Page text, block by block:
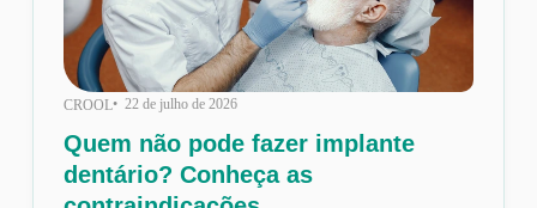
CROOL• 22 de julho de 2026
Quem não pode fazer implante
dentário? Conheça as